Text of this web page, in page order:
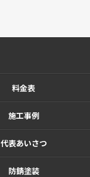
料金表
施工事例
代表あいさつ
防錆塗装